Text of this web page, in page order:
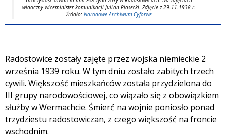
widoczny wiceminister komunikacji Julian Piasecki. Zdjęcie z 29.11.1938 r.
Źródło: Narodowe Archiwum Cyforwe
Radostowice zostały zajęte przez wojska niemieckie 2
września 1939 roku. W tym dniu zostało zabitych trzech
cywili. Większość mieszkańców została przydzielona do
III grupy narodowościowej, co wiązało się z obowiązkiem
służby w Wermachcie. Śmierć na wojnie poniosło ponad
trzydziestu radostowiczan, z czego większość na froncie
wschodnim.